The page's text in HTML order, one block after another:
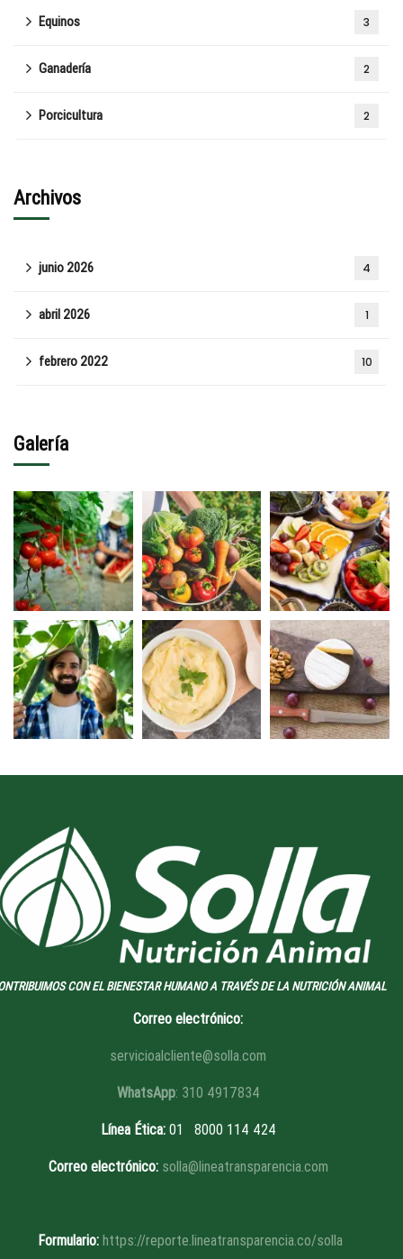
Equinos 3
Ganadería 2
Porcicultura 2
Archivos
junio 2026 4
abril 2026 1
febrero 2022 10
Galería
CON EL BIENESTAR HUMANO A TRAVÉS DE LA NUTRICIÓN ANIMAL
Correo electrónico:
servicioalcliente@solla.com
WhatsApp: 310 4917834
Línea Ética:01 8000 114 424
Correo electrónico: solla@lineatransparencia.com
Formulario: https://reporte.lineatransparencia.co/solla